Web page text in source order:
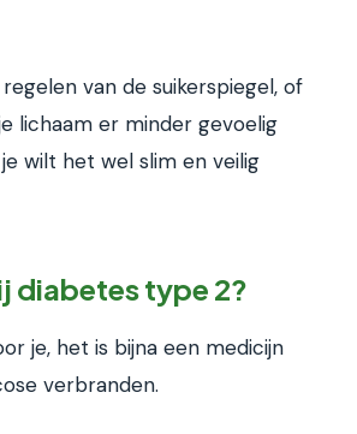
van de suikerspiegel, of
lichaam er minder gevoelig
wilt het wel slim en veilig
diabetes type 2?
je, het is bijna een medicijn
verbranden.